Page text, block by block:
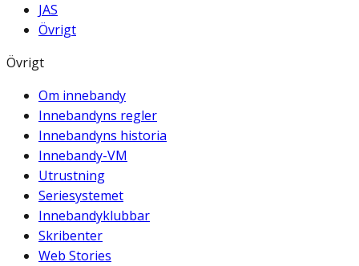
JAS
Övrigt
Övrigt
Om innebandy
Innebandyns regler
Innebandyns historia
Innebandy-VM
Utrustning
Seriesystemet
Innebandyklubbar
Skribenter
Web Stories